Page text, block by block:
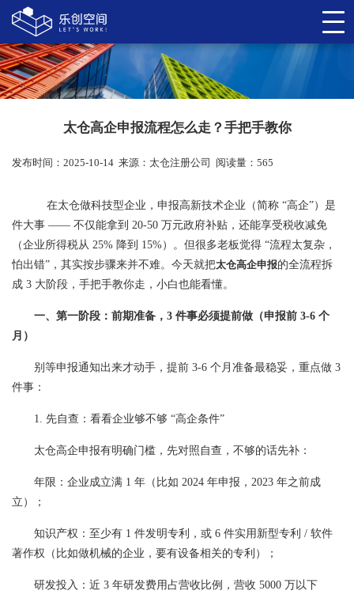
太仓高企申报流程怎么走？手把手教你
发布时间：2025-10-14 来源： 太仓注册公司 阅读量：565
在太仓做科技型企业，申报高新技术企业（简称 “高企”）是
件大事 —— 不仅能拿到 20-50 万元政府补贴，还能享受税收减免
（企业所得税从 25% 降到 15%）。但很多老板觉得 “流程太复杂，
怕出错”，其实按步骤来并不难。今天就把太仓高企申报的全流程拆
成 3 大阶段，手把手教你走，小白也能看懂。
一、第一阶段：前期准备，3 件事必须提前做（申报前 3-6 个
月）
别等申报通知出来才动手，提前 3-6 个月准备最稳妥，重点做 3
件事：
1. 先自查：看看企业够不够 “高企条件”
太仓高企申报有明确门槛，先对照自查，不够的话先补：
年限：企业成立满 1 年（比如 2024 年申报，2023 年之前成
立）；
知识产权：至少有 1 件发明专利，或 6 件实用新型专利 / 软件
著作权（比如做机械的企业，要有设备相关的专利）；
研发投入：近 3 年研发费用占营收比例，营收 5000 万以下